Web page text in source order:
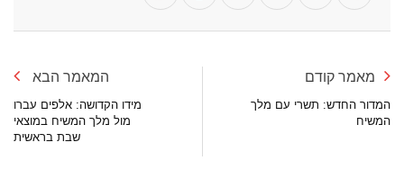
מאמר קודם
המדור החדש: תשרי עם מלך
המשיח
המאמר הבא
מידו הקדושה: אלפים עברו
מול מלך המשיח במוצאי
שבת בראשית